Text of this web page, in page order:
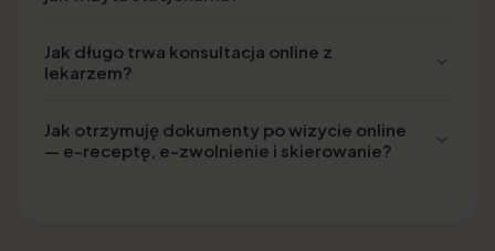
Jak długo trwa konsultacja online z
lekarzem?
Jak otrzymuję dokumenty po wizycie online
— e-receptę, e-zwolnienie i skierowanie?